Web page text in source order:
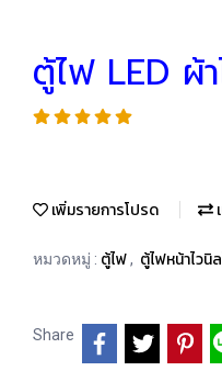
ตู้ไฟ LED ผ้
เพิ่มรายการโปรด
หมวดหมู่ : ตู้ไฟ, ตู้ไฟหน้าไวนิ
Share